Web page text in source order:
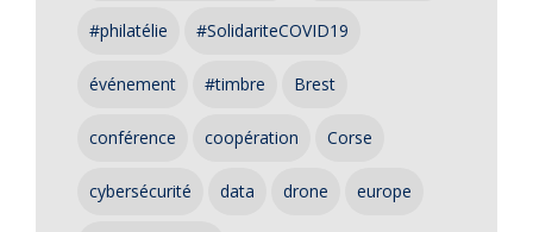
#philatélie #SolidariteCOVID19
événement #timbre Brest
conférence coopération Corse
cybersécurité data drone europe